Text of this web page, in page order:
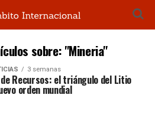
sobre: "Mineria"
3 semanas
Recursos: el triángulo del Litio
orden mundial